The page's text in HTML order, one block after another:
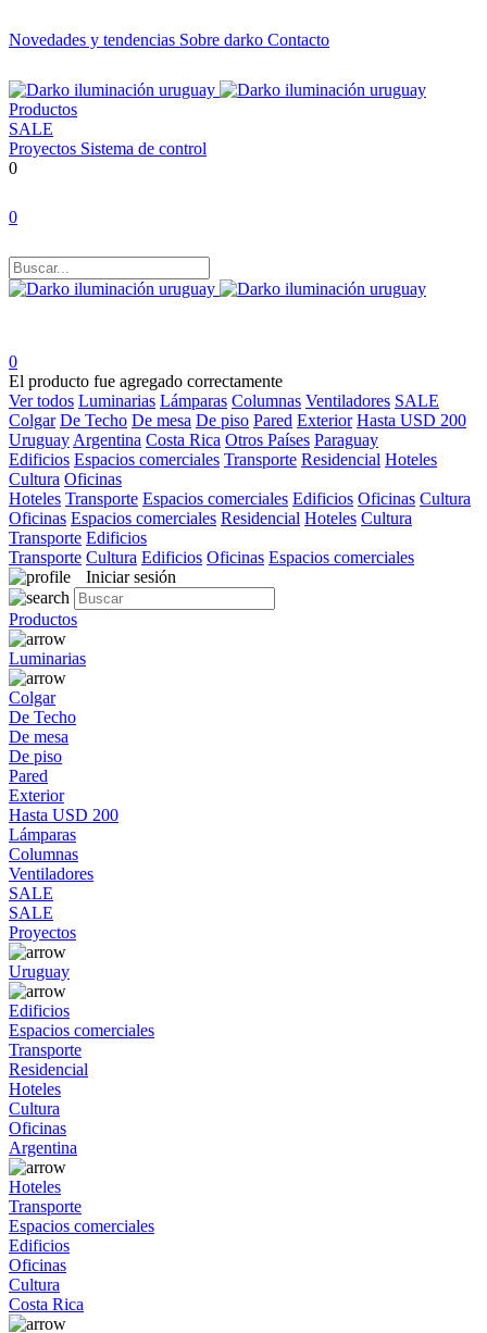
Novedades y tendencias Sobre darko Contacto
Productos
SALE
Proyectos Sistema de control
0
0
0
El producto fue agregado correctamente
Ver todos Luminarias Lámparas Columnas Ventiladores SALE
Colgar De Techo De mesa De piso Pared Exterior Hasta USD 200
Uruguay Argentina Costa Rica Otros Países Paraguay
Edificios Espacios comerciales Transporte Residencial Hoteles
Cultura Oficinas
Hoteles Transporte Espacios comerciales Edificios Oficinas Cultura
Oficinas Espacios comerciales Residencial Hoteles Cultura
Transporte Edificios
Transporte Cultura Edificios Oficinas Espacios comerciales
Iniciar sesión
Productos
Luminarias
Colgar
De Techo
De mesa
De piso
Pared
Exterior
Hasta USD 200
Lámparas
Columnas
Ventiladores
SALE
SALE
Proyectos
Uruguay
Edificios
Espacios comerciales
Transporte
Residencial
Hoteles
Cultura
Oficinas
Argentina
Hoteles
Transporte
Espacios comerciales
Edificios
Oficinas
Cultura
Costa Rica